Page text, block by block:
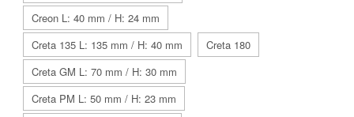
Creon L: 40 mm / H: 24 mm
Creta 135 L: 135 mm / H: 40 mm
Creta 180
Creta GM L: 70 mm / H: 30 mm
Creta PM L: 50 mm / H: 23 mm